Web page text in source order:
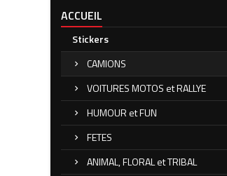
ACCUEIL
Stickers
CAMIONS
VOITURES MOTOS et RALLYE
HUMOUR et FUN
FETES
ANIMAL, FLORAL et TRIBAL